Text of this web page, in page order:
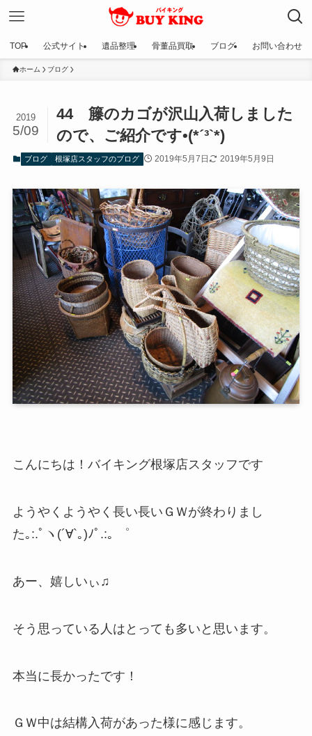
TOP 公式サイト 遺品整理 骨董品買取 ブログ お問い合わせ
ホーム ブログ
44 籐のカゴが沢山入荷しました
ので、ご紹介です•(*´³`*)
2019
5/09
ブログ 根塚店スタッフのブログ 2019年5月7日 2019年5月9日
こんにちは！バイキング根塚店スタッフです
ようやくようやく長い長いＧＷが終わりまし
た｡:.ﾟヽ(´∀`｡)ﾉﾟ.:｡ ゜
あー、嬉しいぃ♫
そう思っている人はとっても多いと思います。
本当に長かったです！
ＧＷ中は結構入荷があった様に感じます。